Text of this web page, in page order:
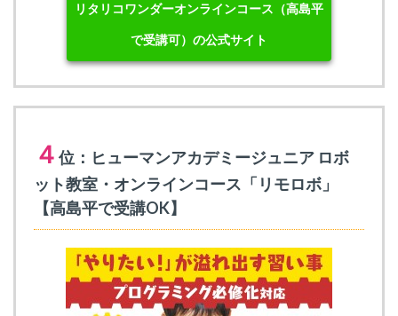
リタリコワンダーオンラインコース（高島平
で受講可）の公式サイト
４ 位：ヒューマンアカデミージュニア ロボ
ット教室・オンラインコース「リモロボ」
【高島平で受講OK】